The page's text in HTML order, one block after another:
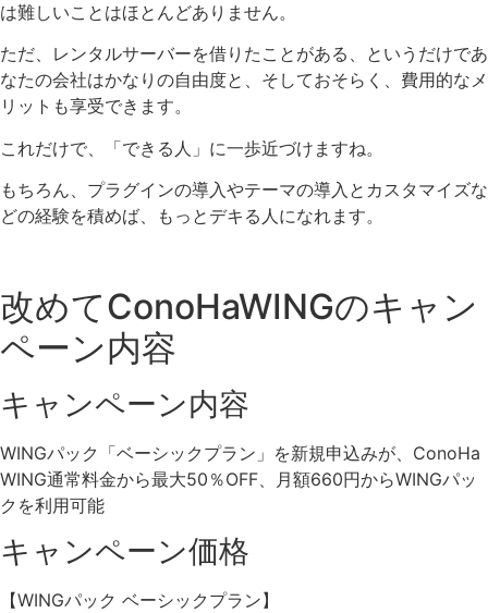
は難しいことはほとんどありません。
ただ、レンタルサーバーを借りたことがある、というだけであ
なたの会社はかなりの自由度と、そしておそらく、費用的なメ
リットも享受できます。
これだけで、「できる人」に一歩近づけますね。
もちろん、プラグインの導入やテーマの導入とカスタマイズな
どの経験を積めば、もっとデキる人になれます。
改めてConoHaWINGのキャン
ペーン内容
キャンペーン内容
WINGパック「ベーシックプラン」を新規申込みが、ConoHa
WING通常料金から最大50％OFF、月額660円からWINGパッ
クを利用可能
キャンペーン価格
【WINGパック ベーシックプラン】